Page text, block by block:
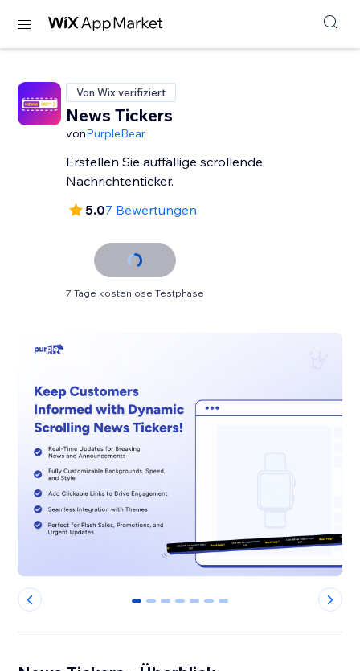
Von Wix verifiziert
News Tickers
vonPurpleBear
Erstellen Sie auffällige scrollende
Nachrichtenticker.
5.07 Bewertungen
7 Tage kostenlose Testphase
0 1 2 3 4 5 6